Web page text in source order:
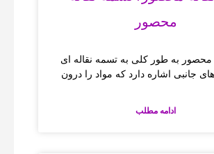
محصور
محصور به طور کلی به تسمه نقاله‌ ای
های جانبی اشاره دارد که مواد را درون
ادامه مطلب